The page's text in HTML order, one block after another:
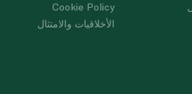
Cookie Policy
الأخلاقيات والامتثال